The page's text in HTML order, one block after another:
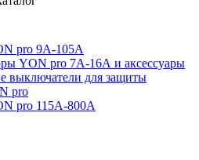
pro 9А-105А
YON pro 7А-16А и аксессуары
выключатели для защиты
pro
pro 115А-800А